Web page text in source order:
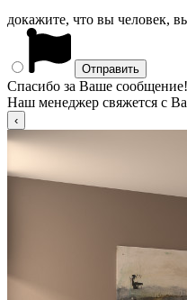
докажите, что вы человек,
Спасибо за Ваше сообщение!
Наш менеджер свяжется с